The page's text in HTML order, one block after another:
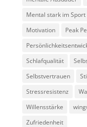
Mental stark im Sport
Motivation
Peak
Schlafqualität
Selbstvertrauen
Stressresistenz
Willensstärke
Zufriedenheit